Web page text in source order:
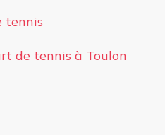
tennis
de tennis à Toulon